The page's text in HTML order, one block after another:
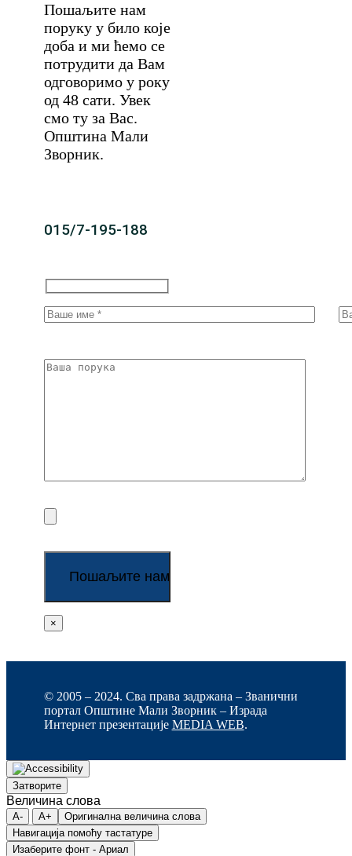
Пошаљите нам
поруку у било које
доба и ми ћемо се
потрудити да Вам
одговоримо у року
од 48 сати. Увек
смо ту за Вас.
Општина Мали
Зворник.
015/7-195-188
×
© 2005 – 2024. Сва права задржана – Званични
портал Општине Мали Зворник – Израда
Интернет презентације MEDIA WEB.
Затворите
Величина слова
A- A+
Оригинална величина слова
Навигација помоћу тастатуре
Изаберите фонт - Ариал